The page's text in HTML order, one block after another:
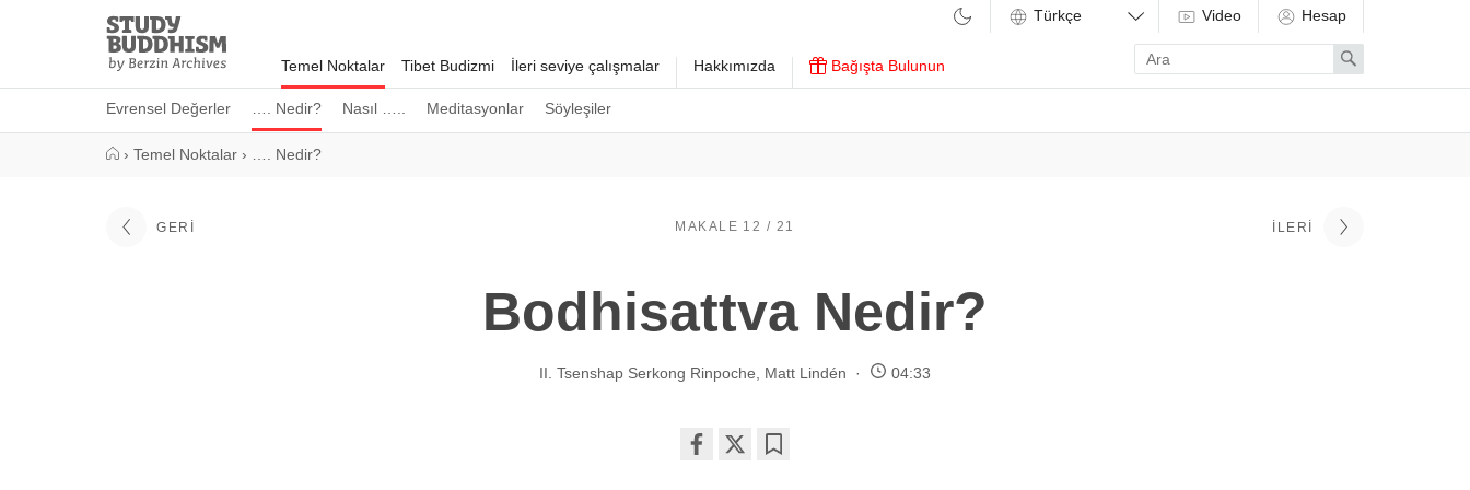
Study
Buddhism
Home
Temel Noktalar
Evrensel Değerler …. Nedir? Nasıl ….. Meditasyonlar Söyleşiler
Tibet Budizmi İleri seviye çalışmalar Hakkımızda Bağışta Bulunun
Video Hesap
Enter
search
term
Search
› Temel Noktalar › …. Nedir?
GERI MAKALE 12 / 21 İLERI
Bodhisattva Nedir?
II. Tsenshap Serkong Rinpoche Matt Lindén 04:33